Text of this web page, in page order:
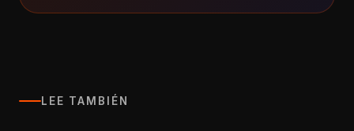
LEE TAMBIÉN